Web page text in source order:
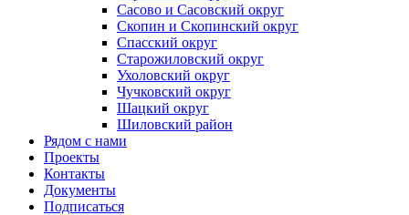
Сасово и Сасовский округ
Скопин и Скопинский округ
Спасский округ
Старожиловский округ
Ухоловский округ
Чучковский округ
Шацкий округ
Шиловский район
Рядом с нами
Проекты
Контакты
Документы
Подписаться